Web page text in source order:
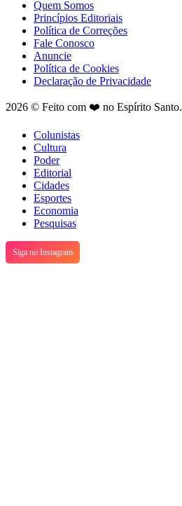
Quem Somos
Princípios Editoriais
Política de Correções
Fale Conosco
Anuncie
Política de Cookies
Declaração de Privacidade
2026 © Feito com ❤️ no Espírito Santo.
Colunistas
Cultura
Poder
Editorial
Cidades
Esportes
Economia
Pesquisas
Siga no Instagram